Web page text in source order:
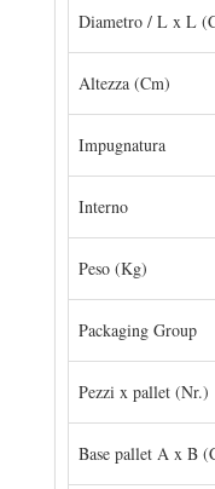
Diametro / L x L
Altezza (Cm)
Impugnatura
Interno
Peso (Kg)
Packaging Group
Pezzi x pallet (Nr.)
Base pallet A x B